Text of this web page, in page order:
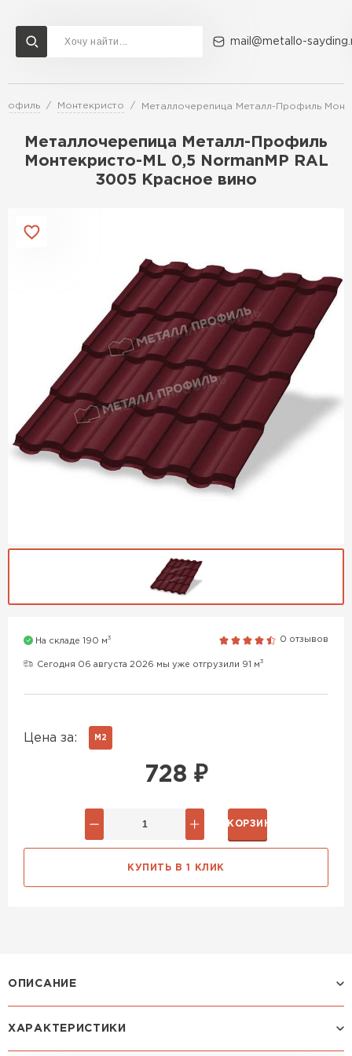
mail@metallo-
Монтекристо Металлочерепица Металл-Профиль
Металлочерепица Металл-Профиль
Монтекристо-ML 0,5 NormanMP RAL
3005 Красное вино
На складе 190 м3 0 отзывов
Сегодня 06 августа 2026 мы уже отгрузили 91 м3
Цена за: М2
728 ₽
В КОРЗИНУ
КУПИТЬ В 1 КЛИК
ОПИСАНИЕ
Профиль МОНТЕКРИСТО:
ХАРАКТЕРИСТИКИ
Доставка и оплата Акции О компании Контакты
Перейти в каталог